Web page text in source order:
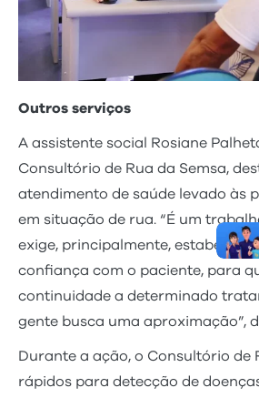
Outros serviços
A assistente social Rosiane
Consultório de Rua da Semsa,
atendimento de saúde levado às
em situação de rua. “É um
exige, principalmente, estabelecer
confiança com o paciente, para
continuidade a determinado
gente busca uma aproximação”,
Durante a ação, o Consultório de
rápidos para detecção de